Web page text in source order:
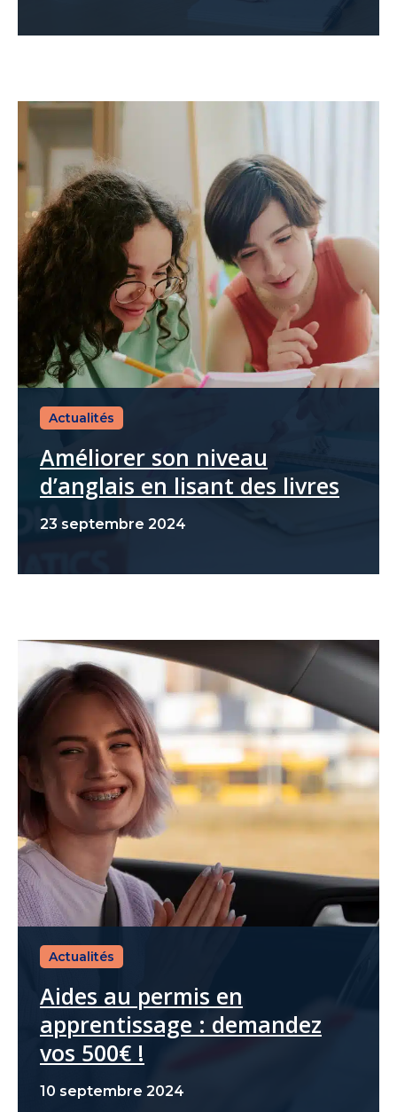
Actualités
Améliorer son niveau
d’anglais en lisant des livres
23 septembre 2024
Actualités
Aides au permis en
apprentissage : demandez
vos 500€ !
10 septembre 2024